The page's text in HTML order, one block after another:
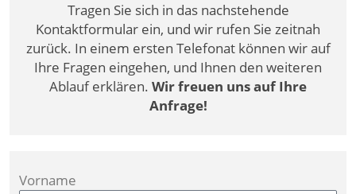
Tragen Sie sich in das nachstehende
Kontaktformular ein, und wir rufen Sie zeitnah
zurück. In einem ersten Telefonat können wir auf
Ihre Fragen eingehen, und Ihnen den weiteren
Ablauf erklären. Wir freuen uns auf Ihre
Anfrage!
Vorname